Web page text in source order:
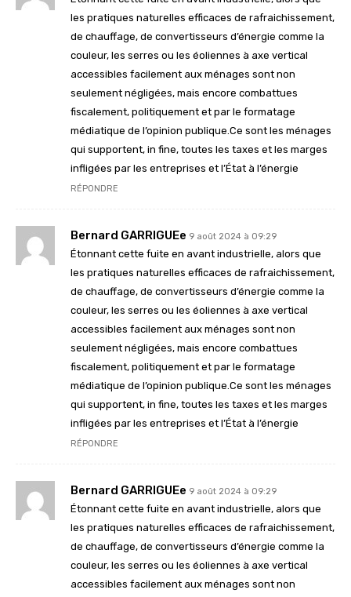
les pratiques naturelles efficaces de rafraichissement,
de chauffage, de convertisseurs d’énergie comme la
couleur, les serres ou les éoliennes à axe vertical
accessibles facilement aux ménages sont non
seulement négligées, mais encore combattues
fiscalement, politiquement et par le formatage
médiatique de l’opinion publique.Ce sont les ménages
qui supportent, in fine, toutes les taxes et les marges
infligées par les entreprises et l’État à l’énergie
RÉPONDRE
Bernard GARRIGUEe 9 août 2024 à 09:29
Étonnant cette fuite en avant industrielle, alors que
les pratiques naturelles efficaces de rafraichissement,
de chauffage, de convertisseurs d’énergie comme la
couleur, les serres ou les éoliennes à axe vertical
accessibles facilement aux ménages sont non
seulement négligées, mais encore combattues
fiscalement, politiquement et par le formatage
médiatique de l’opinion publique.Ce sont les ménages
qui supportent, in fine, toutes les taxes et les marges
infligées par les entreprises et l’État à l’énergie
RÉPONDRE
Bernard GARRIGUEe 9 août 2024 à 09:29
Étonnant cette fuite en avant industrielle, alors que
les pratiques naturelles efficaces de rafraichissement,
de chauffage, de convertisseurs d’énergie comme la
couleur, les serres ou les éoliennes à axe vertical
accessibles facilement aux ménages sont non